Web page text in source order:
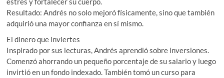
Resultado: Andrés no solo mejoró físicamente, sino que también
adquirió una mayor confianza en sí mismo.
El dinero que inviertes
Inspirado por sus lecturas, Andrés aprendió sobre inversiones.
Comenzó ahorrando un pequeño porcentaje de su salario y luego
invirtió en un fondo indexado. También tomó un curso para